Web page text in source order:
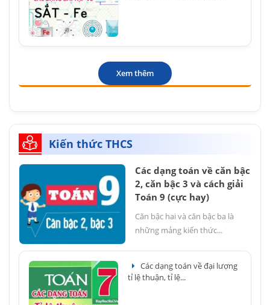
Xem thêm
Kiến thức THCS
Các dạng toán về căn bậc
2, căn bậc 3 và cách giải
Toán 9 (cực hay)
Căn bậc hai và căn bậc ba là
những mảng kiến thức...
Các dạng toán về đại lượng
tỉ lệ thuận, tỉ lệ...